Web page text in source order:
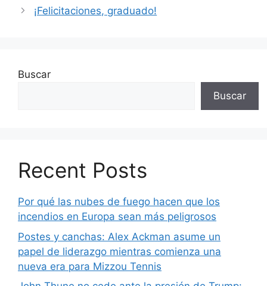
¡Felicitaciones, graduado!
Buscar
Buscar
Recent Posts
Por qué las nubes de fuego hacen que los
incendios en Europa sean más peligrosos
Postes y canchas: Alex Ackman asume un
papel de liderazgo mientras comienza una
nueva era para Mizzou Tennis